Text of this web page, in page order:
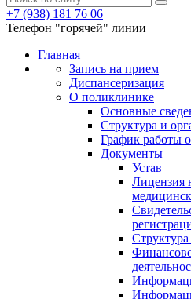
+7 (938) 181 76 06
Телефон "горячей" линии
Главная
Запись на прием
Диспансеризация
О поликлинике
Основные
Структура и
График работы
Документы
Устав
Лицензия